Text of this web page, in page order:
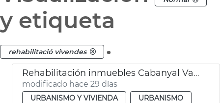
y etiqueta
rehabilitació vivendes .
Rehabilitación inmuebles Cabanyal València
modificado hace 29 días
URBANISMO Y VIVIENDA
URBANISMO